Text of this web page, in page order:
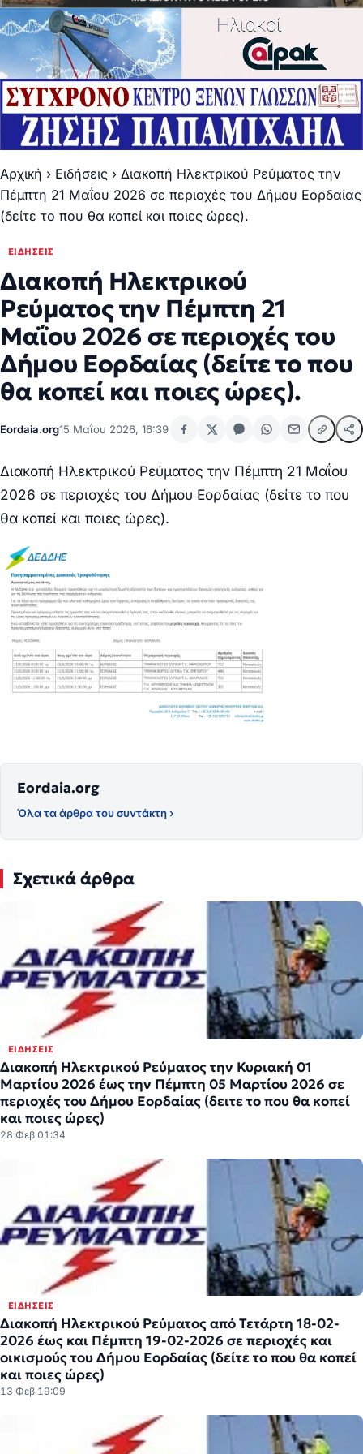
Αρχική › Ειδήσεις › Διακοπή Ηλεκτρικού Ρεύματος την
Πέμπτη 21 Μαΐου 2026 σε περιοχές του Δήμου Εορδαίας
(δείτε το που θα κοπεί και ποιες ώρες).
ΕΙΔΉΣΕΙΣ
Διακοπή Ηλεκτρικού
Ρεύματος την Πέμπτη 21
Μαΐου 2026 σε περιοχές του
Δήμου Εορδαίας (δείτε το που
θα κοπεί και ποιες ώρες).
Eordaia.org15 Μαΐου 2026, 16:39
Διακοπή Ηλεκτρικού Ρεύματος την Πέμπτη 21 Μαΐου
2026 σε περιοχές του Δήμου Εορδαίας (δείτε το που
θα κοπεί και ποιες ώρες).
Eordaia.org
Όλα τα άρθρα του συντάκτη ›
Σχετικά άρθρα
ΕΙΔΉΣΕΙΣ
Διακοπή Ηλεκτρικού Ρεύματος την Κυριακή 01
Μαρτίου 2026 έως την Πέμπτη 05 Μαρτίου 2026 σε
περιοχές του Δήμου Εορδαίας (δειτε το που θα κοπεί
και ποιες ώρες)
28 Φεβ 01:34
ΕΙΔΉΣΕΙΣ
Διακοπή Ηλεκτρικού Ρεύματος από Τετάρτη 18-02-
2026 έως και Πέμπτη 19-02-2026 σε περιοχές και
οικισμούς του Δήμου Εορδαίας (δείτε το που θα κοπεί
και ποιες ώρες)
13 Φεβ 19:09